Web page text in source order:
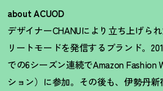
about ACUOD
デザイナーCHANUにより立ち上げら
リートモードを発信するブランド。
での6シーズン連続でAmazon Fashion
ション）に参加。その後も、伊勢丹新